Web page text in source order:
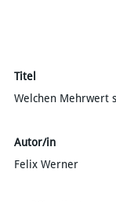
Titel
Welchen Mehrwert
Autor/in
Felix Werner